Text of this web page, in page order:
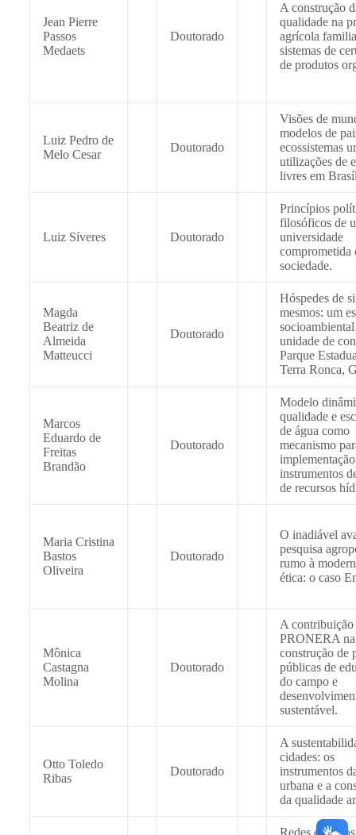
Jean Pierre
Passos
Medaets
Doutorado
A construção
qualidade na
agrícola
sistemas de
de produtos
Luiz Pedro de
Melo Cesar
Doutorado
Visões de
modelos de
ecossistemas
utilizações de
livres em
Luiz Síveres Doutorado
Princípios
filosóficos de
universidade
comprometida
sociedade.
Magda
Beatriz de
Almeida
Matteucci
Doutorado
Hóspedes de si
mesmos: um
unidade de
Parque
Terra Ronca,
Marcos
Eduardo de
Freitas
Brandão
Doutorado
Modelo
qualidade e
de água como
mecanismo
instrumentos
de recursos
Maria Cristina
Bastos
Oliveira
Doutorado
O inadiável
pesquisa
rumo à
ética: o caso
Mônica
Castagna
Molina
Doutorado
A contribuição
PRONERA na
construção de
públicas de
do campo e
sustentável.
Otto Toledo
Ribas
Doutorado
A
cidades: os
instrumentos
urbana e a
da qualidade